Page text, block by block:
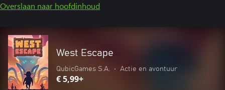
Overslaan naar hoofdinhoud
West Escape
QubicGames S.A. • Actie en avontuur
€ 5,99+